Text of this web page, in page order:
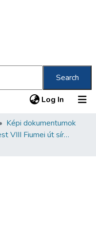
Search
Log In (current)
Képi dokumentumok
Budapest VIII Fiumei út sírkert 4. rész